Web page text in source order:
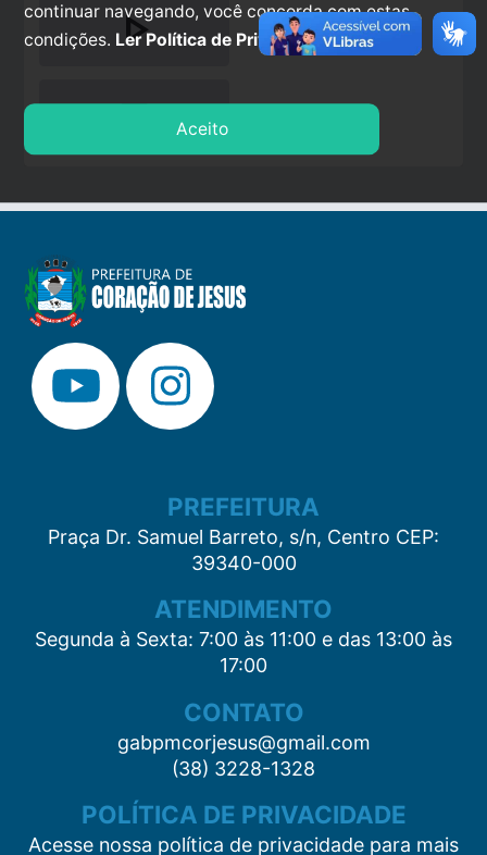
play_arrow
stop
PREFEITURA
Praça Dr. Samuel Barreto, s/n, Centro CEP:
39340-000
ATENDIMENTO
Segunda à Sexta: 7:00 às 11:00 e das 13:00 às
17:00
CONTATO
gabpmcorjesus@gmail.com
(38) 3228-1328
POLÍTICA DE PRIVACIDADE
Acesse nossa política de privacidade para mais
continuar navegando, você concorda com estas
condições. Ler Política de Privacidade.
Aceito